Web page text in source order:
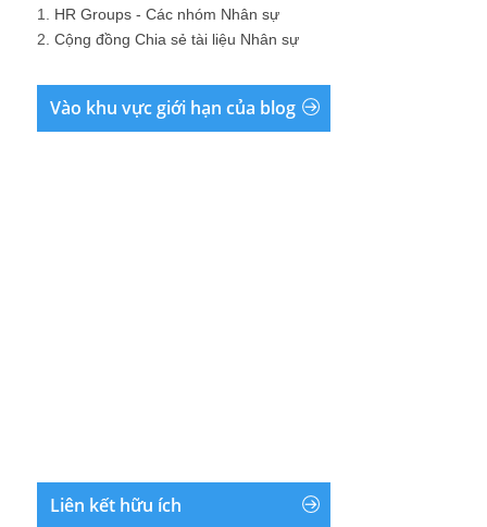
1. HR Groups - Các nhóm Nhân sự
2. Cộng đồng Chia sẻ tài liệu Nhân sự
Vào khu vực giới hạn của blog
Liên kết hữu ích